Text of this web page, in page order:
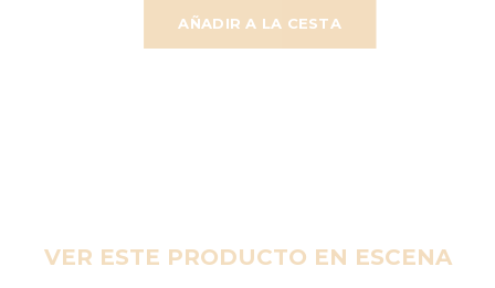
AÑADIR A LA CESTA
VER ESTE PRODUCTO EN ESCENA